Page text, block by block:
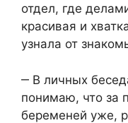
отдел, где
красивая и
узнала от
‒ В личных
понимаю, что за
беременей уже,